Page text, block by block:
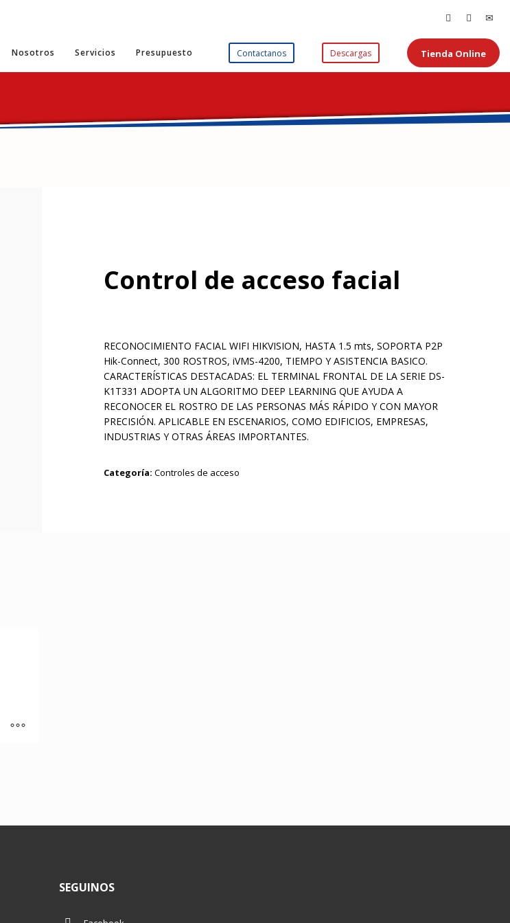
Nosotros Servicios Presupuesto Contactanos Descargas Tienda Online
Control de acceso facial
RECONOCIMIENTO FACIAL WIFI HIKVISION, HASTA 1.5 mts, SOPORTA P2P
Hik-Connect, 300 ROSTROS, iVMS-4200, TIEMPO Y ASISTENCIA BASICO.
CARACTERÍSTICAS DESTACADAS: EL TERMINAL FRONTAL DE LA SERIE DS-
K1T331 ADOPTA UN ALGORITMO DEEP LEARNING QUE AYUDA A
RECONOCER EL ROSTRO DE LAS PERSONAS MÁS RÁPIDO Y CON MAYOR
PRECISIÓN. APLICABLE EN ESCENARIOS, COMO EDIFICIOS, EMPRESAS,
INDUSTRIAS Y OTRAS ÁREAS IMPORTANTES.
Categoría: Controles de acceso
SEGUINOS